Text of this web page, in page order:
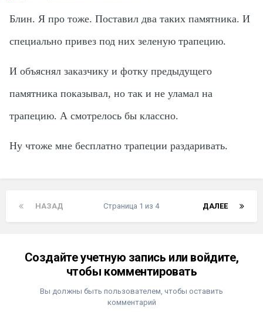
Блин. Я про тоже. Поставил два таких памятника. И
специально привез под них зеленую трапецию.
И объяснял заказчику и фотку предыдущего
памятника показывал, но так и не уламал на
трапецию. А смотрелось бы классно.
Ну чтоже мне бесплатно трапеции раздаривать.
НАЗАД ДАЛЕЕ
Страница 1 из 4
Создайте учетную запись или войдите,
чтобы комментировать
Вы должны быть пользователем, чтобы оставить
комментарий